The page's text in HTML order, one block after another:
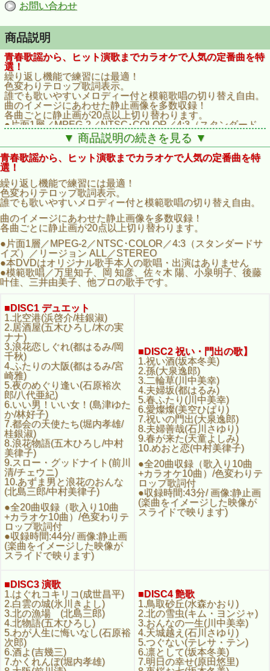
お問い合わせ
商品説明
青春歌謡から、ヒット演歌までカラオケで人気の定番曲を特
選！
繰り返し機能で練習には最適！
色変わりテロップ歌詞表示。
誰でも歌いやすいメロディー付と模範歌唱の切り替え自由。
曲のイメージにあわせた静止画像を多数収録！
各曲ごとに静止画が20点以上切り替わります。
●片面1層／MPEG-2／NTSC･COLOR／4:3（スタンダード
サイズ）／リージョン ALL／STEREO
●本DVDはオリジナル歌手本人の歌唱・出演はありません
●模範歌唱／万里知子、岡 知彦、佐々木 陽、小泉明子、後藤
叶佳、三井由美子、他プロの歌手です。
■DISC1 デュエット
1.北空港(浜啓介/桂銀淑)
2.居酒屋(五木ひろし/木の実
ナナ)
3.浪花恋しぐれ(都はるみ/岡
千秋)
4.ふたりの大阪(都はるみ/宮
崎雅)
5.夜のめぐり逢い(石原裕次
郎/八代亜紀)
6.いい男！いい女！(島津ゆ
たか/林好子)
桂銀淑)
8.浪花物語(五木ひろし/中村
美律子)
9.スロー・グッドナイト(前
川清/チェウニ)
10.あずま男と浪花のおんな
(北島三郎/中村美律子)
●全20曲収録（歌入り10曲
+カラオケ10曲）/色変わり
テロップ歌詞付
●収録時間:44分/ 画像:静止
画 (楽曲をイメージした映像
がスライドで映ります)
■DISC2 祝い・門出の歌】
1.祝い酒(坂本冬美)
2.孫(大泉逸郎)
3.二輪草(川中美幸)
4.夫婦坂(都はるみ)
5.春ふたり(川中美幸)
6.愛燦燦(美空ひばり)
7.祝いの門出(大泉逸郎)
テロップ歌詞付
●収録時間:43分/ 画像:静止画
(楽曲をイメージした映像が
スライドで映ります)
■DISC3 演歌
1.はぐれコキリコ(成世昌平)
2.白雲の城(氷川きよし)
3.北の漁場 (北島三郎)
4.北物語(五木ひろし)
5.わが人生に悔いなし(石原
裕次郎)
6.酒よ(吉幾三)
7.かくれんぼ(堀内孝雄)
8.大阪(前川清)
9.津軽平野(千昌夫)
10.箱根八里の半次郎(氷川き
よし)
●全20曲収録（歌入り10曲
テロップ歌詞付
●収録時間:45分/ 画像:静止
画 (楽曲をイメージした映像
がスライドで映ります)
■DISC4 艶歌
1.鳥取砂丘(水森かおり)
2.北の雪虫(キム・ヨンジャ)
3.おんなの一生(川中美幸)
4.天城越え(石川さゆり)
5.つぐない(テレサ・テン)
6.凛として(坂本冬美)
7.明日の幸せ(原田悠里)
(楽曲をイメージした映像が
スライドで映ります)
■DISC5 男の演歌
1.きよしのズンドコ節(氷川
きよし)
2.北の旅人(石原裕次郎)
3.山河(五木ひろし)
■DISC6 女の演歌
1.あんたの花道(天童よしみ)
2.東尋坊(水森かおり)
3.女人高野(田川寿美)
▼ 商品説明の続きを見る ▼
青春歌謡から、ヒット演歌までカラオケで人気の定番曲を特
選！
繰り返し機能で練習には最適！
色変わりテロップ歌詞表示。
誰でも歌いやすいメロディー付と模範歌唱の切り替え自由。
曲のイメージにあわせた静止画像を多数収録！
各曲ごとに静止画が20点以上切り替わります。
●片面1層／MPEG-2／NTSC･COLOR／4:3（スタンダードサ
イズ）／リージョン ALL／STEREO
●本DVDはオリジナル歌手本人の歌唱・出演はありません
●模範歌唱／万里知子、岡 知彦、佐々木 陽、小泉明子、後藤
叶佳、三井由美子、他プロの歌手です。
■DISC1 デュエット
1.北空港(浜啓介/桂銀淑)
2.居酒屋(五木ひろし/木の実
ナナ)
3.浪花恋しぐれ(都はるみ/岡
千秋)
4.ふたりの大阪(都はるみ/宮
崎雅)
5.夜のめぐり逢い(石原裕次
郎/八代亜紀)
6.いい男！いい女！(島津ゆた
か/林好子)
7.都会の天使たち(堀内孝雄/
桂銀淑)
8.浪花物語(五木ひろし/中村
美律子)
9.スロー・グッドナイト(前川
清/チェウニ)
10.あずま男と浪花のおんな
(北島三郎/中村美律子)
●全20曲収録（歌入り10曲
+カラオケ10曲）/色変わりテ
ロップ歌詞付
●収録時間:44分/ 画像:静止画
(楽曲をイメージした映像が
スライドで映ります)
■DISC2 祝い・門出の歌】
1.祝い酒(坂本冬美)
2.孫(大泉逸郎)
3.二輪草(川中美幸)
4.夫婦坂(都はるみ)
5.春ふたり(川中美幸)
6.愛燦燦(美空ひばり)
7.祝いの門出(大泉逸郎)
8.夫婦善哉(石川さゆり)
9.春が来た(天童よしみ)
10.めおと恋(中村美律子)
●全20曲収録（歌入り10曲
+カラオケ10曲）/色変わりテ
ロップ歌詞付
●収録時間:43分/ 画像:静止画
(楽曲をイメージした映像が
スライドで映ります)
■DISC3 演歌
1.はぐれコキリコ(成世昌平)
2.白雲の城(氷川きよし)
3.北の漁場 (北島三郎)
4.北物語(五木ひろし)
5.わが人生に悔いなし(石原裕
次郎)
6.酒よ(吉幾三)
7.かくれんぼ(堀内孝雄)
■DISC4 艶歌
1.鳥取砂丘(水森かおり)
2.北の雪虫(キム・ヨンジャ)
3.おんなの一生(川中美幸)
4.天城越え(石川さゆり)
5.つぐない(テレサ・テン)
6.凛として(坂本冬美)
7.明日の幸せ(原田悠里)